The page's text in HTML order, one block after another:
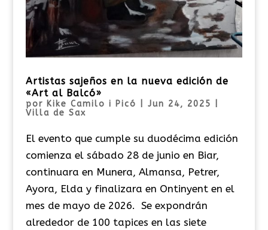
Artistas sajeños en la nueva edición de
«Art al Balcó»
por Kike Camilo i Picó Jun 24, 2025
Villa de Sax
El evento que cumple su duodécima edición
comienza el sábado 28 de junio en Biar,
continuara en Munera, Almansa, Petrer,
Ayora, Elda y finalizara en Ontinyent en el
mes de mayo de 2026. Se expondrán
alrededor de 100 tapices en las siete